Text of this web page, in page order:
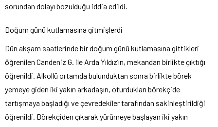
sorundan dolayı bozulduğu iddia edildi.
Doğum günü kutlamasına gitmişlerdi
Dün akşam saatlerinde bir doğum günü kutlamasına gittikleri
öğrenilen Candeniz G. ile Arda Yıldız’ın, mekandan birlikte çıktığı
öğrenildi. Alkollü ortamda bulunduktan sonra birlikte börek
yemeye giden iki yakın arkadaşın, oturdukları börekçide
tartışmaya başladığı ve çevredekiler tarafından sakinleştirildiği
öğrenildi. Börekçiden çıkarak yürümeye başlayan iki yakın